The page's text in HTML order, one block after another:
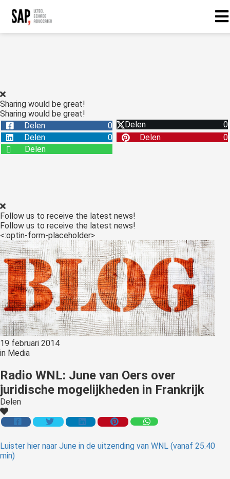
Sharing would be great!
Sharing would be great!
Delen
0 Delen
0
Delen
0 Delen
0
Delen
Follow us to receive the latest news!
Follow us to receive the latest news!
<:optin-form-placeholder>
19 februari 2014
in Media
Radio WNL: June van Oers over
juridische mogelijkheden in Frankrijk
Delen
Luister hier naar June in de uitzending van WNL (vanaf 25.40
min)